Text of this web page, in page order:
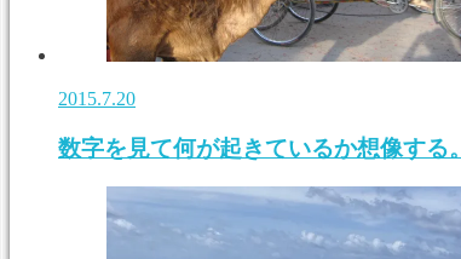
2015.7.20
数字を見て何が起きているか想像する。